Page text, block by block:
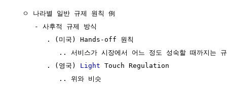
  ㅇ 나라별 일반 규제 원칙 例
     - 사후적 규제 방식
        . (미국) Hands-off 원칙
.. 서비스가 시장에서 어느 정도 성숙할 때까지는
        . (영국)
Light Touch Regulation
           .. 위와 비슷